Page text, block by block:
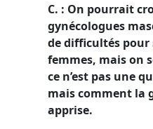
C. : On pourrait
gynécologues
de difficultés pour
femmes, mais on
ce n’est pas une
mais comment la
apprise.